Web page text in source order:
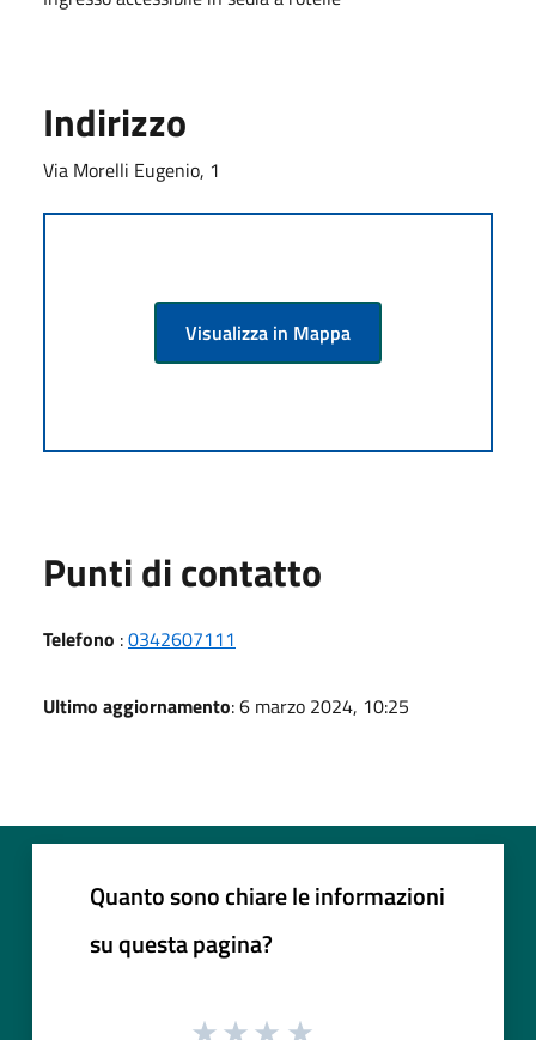
Indirizzo
Via Morelli Eugenio, 1
Visualizza in Mappa
Punti di contatto
Telefono :0342607111
Ultimo aggiornamento: 6 marzo 2024, 10:25
Quanto sono chiare le informazioni
su questa pagina?